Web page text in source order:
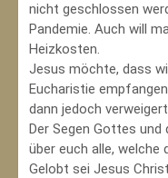
nicht geschlossen
Pandemie. Auch will
Heizkosten.
Jesus möchte, dass
Eucharistie
dann jedoch
Der Segen Gottes
über euch alle, welche
Gelobt sei Jesus